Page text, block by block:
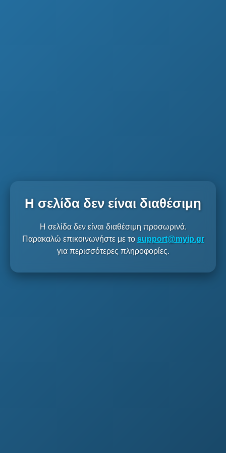
Η σελίδα δεν είναι διαθέσιμη
Η σελίδα δεν είναι διαθέσιμη προσωρινά.
Παρακαλώ επικοινωνήστε με το support@myip.gr
για περισσότερες πληροφορίες.